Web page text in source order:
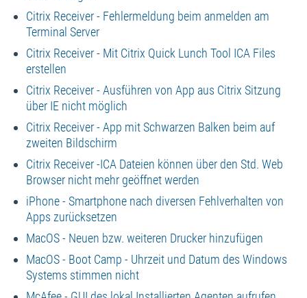
Citrix Receiver - Fehlermeldung beim anmelden am
Terminal Server
Citrix Receiver - Mit Citrix Quick Lunch Tool ICA Files
erstellen
Citrix Receiver - Ausführen von App aus Citrix Sitzung
über IE nicht möglich
Citrix Receiver - App mit Schwarzen Balken beim auf
zweiten Bildschirm
Citrix Receiver -ICA Dateien können über den Std. Web
Browser nicht mehr geöffnet werden
iPhone - Smartphone nach diversen Fehlverhalten von
Apps zurücksetzen
MacOS - Neuen bzw. weiteren Drucker hinzufügen
MacOS - Boot Camp - Uhrzeit und Datum des Windows
Systems stimmen nicht